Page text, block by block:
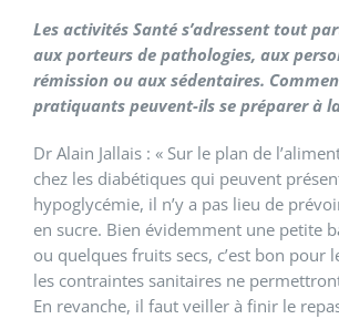
Les activités Santé s’adressent tout
aux porteurs de pathologies, aux
rémission ou aux sédentaires.
pratiquants peuvent-ils se préparer à
Dr Alain Jallais : « Sur le plan de
chez les diabétiques qui peuvent
hypoglycémie, il n’y a pas lieu de
en sucre. Bien évidemment une petite
ou quelques fruits secs, c’est bon pour
les contraintes sanitaires ne
En revanche, il faut veiller à finir le